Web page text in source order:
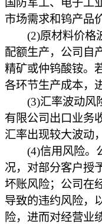
国防军工、电子工
市场需求和钨产品
(2)原材料价格波
配额生产，公司自
精矿或仲钨酸铵。
各环节生产成本，
(3)汇率波动风险
有限公司出口业务
汇率出现较大波动
(4)信用风险。公
况，对部分客户授
坏账风险；公司在
导致的违约风险，
险，进而对经营业